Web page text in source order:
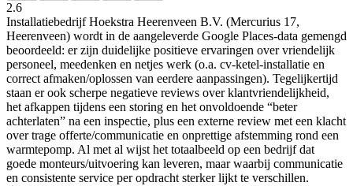
2.6
Installatiebedrijf Hoekstra Heerenveen B.V. (Mercurius 17,
Heerenveen) wordt in de aangeleverde Google Places-data gemengd
beoordeeld: er zijn duidelijke positieve ervaringen over vriendelijk
personeel, meedenken en netjes werk (o.a. cv-ketel-installatie en
correct afmaken/oplossen van eerdere aanpassingen). Tegelijkertijd
staan er ook scherpe negatieve reviews over klantvriendelijkheid,
het afkappen tijdens een storing en het onvoldoende “beter
achterlaten” na een inspectie, plus een externe review met een klacht
over trage offerte/communicatie en onprettige afstemming rond een
warmtepomp. Al met al wijst het totaalbeeld op een bedrijf dat
goede monteurs/uitvoering kan leveren, maar waarbij communicatie
en consistente service per opdracht sterker lijkt te verschillen.